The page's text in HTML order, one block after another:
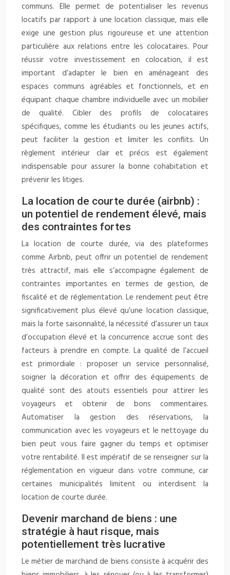
communs. Elle permet de potentialiser les revenus
locatifs par rapport à une location classique, mais elle
exige une gestion plus rigoureuse et une attention
particulière aux relations entre les colocataires. Pour
réussir votre investissement en colocation, il est
important d’adapter le bien en aménageant des
espaces communs agréables et fonctionnels, et en
équipant chaque chambre individuelle avec un mobilier
de qualité. Cibler des profils de colocataires
spécifiques, comme les étudiants ou les jeunes actifs,
peut faciliter la gestion et limiter les conflits. Un
règlement intérieur clair et précis est également
indispensable pour assurer la bonne cohabitation et
prévenir les litiges.
La location de courte durée (airbnb) :
un potentiel de rendement élevé, mais
des contraintes fortes
La location de courte durée, via des plateformes
comme Airbnb, peut offrir un potentiel de rendement
très attractif, mais elle s’accompagne également de
contraintes importantes en termes de gestion, de
fiscalité et de réglementation. Le rendement peut être
significativement plus élevé qu’une location classique,
mais la forte saisonnalité, la nécessité d’assurer un taux
d’occupation élevé et la concurrence accrue sont des
facteurs à prendre en compte. La qualité de l’accueil
est primordiale : proposer un service personnalisé,
soigner la décoration et offrir des équipements de
qualité sont des atouts essentiels pour attirer les
voyageurs et obtenir de bons commentaires.
Automatiser la gestion des réservations, la
communication avec les voyageurs et le nettoyage du
bien peut vous faire gagner du temps et optimiser
votre rentabilité. Il est impératif de se renseigner sur la
réglementation en vigueur dans votre commune, car
certaines municipalités limitent ou interdisent la
location de courte durée.
Devenir marchand de biens : une
stratégie à haut risque, mais
potentiellement très lucrative
Le métier de marchand de biens consiste à acquérir des